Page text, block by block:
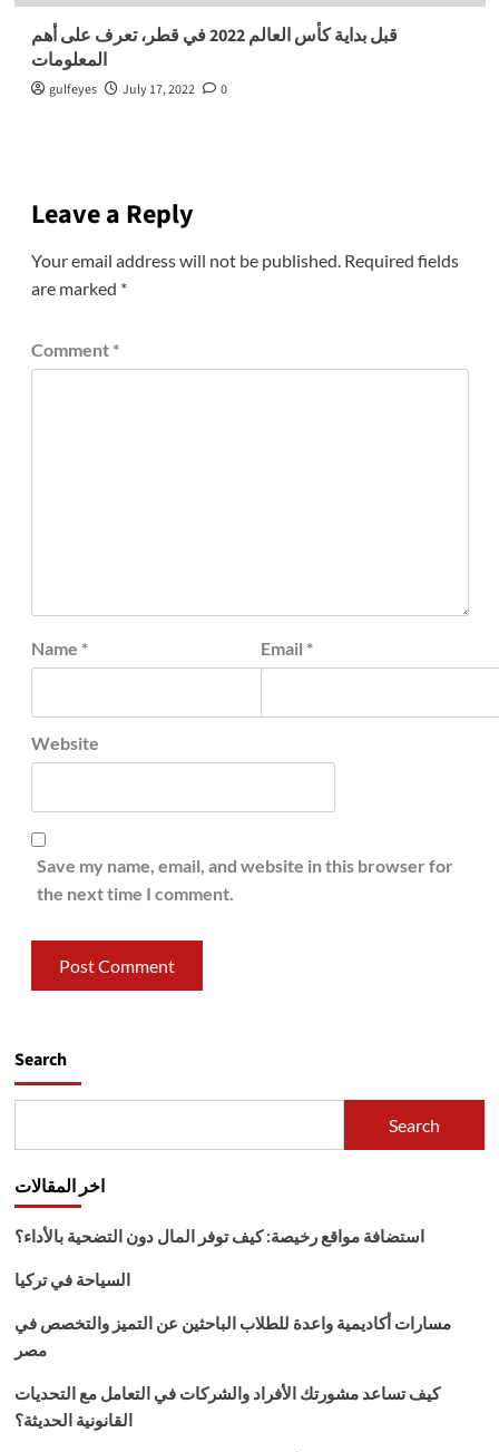
قبل بداية كأس العالم 2022 في قطر، تعرف على أهم
المعلومات
gulfeyes July 17, 2022 0
Leave a Reply
Your email address will not be published. Required fields
are marked *
Comment *
Name * Email *
Website
Save my name, email, and website in this browser for
the next time I comment.
Search
Search
اخر المقالات
استضافة مواقع رخيصة: كيف توفر المال دون التضحية بالأداء؟
السياحة في تركيا
مسارات أكاديمية واعدة للطلاب الباحثين عن التميز والتخصص في
مصر
كيف تساعد مشورتك الأفراد والشركات في التعامل مع التحديات
القانونية الحديثة؟